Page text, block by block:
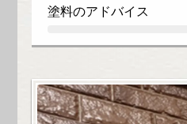
塗料のアドバイス